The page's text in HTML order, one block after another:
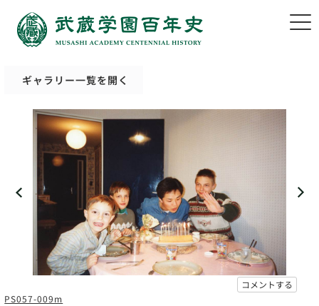
ギャラリー一覧を開く
コメントする
PS057-009m